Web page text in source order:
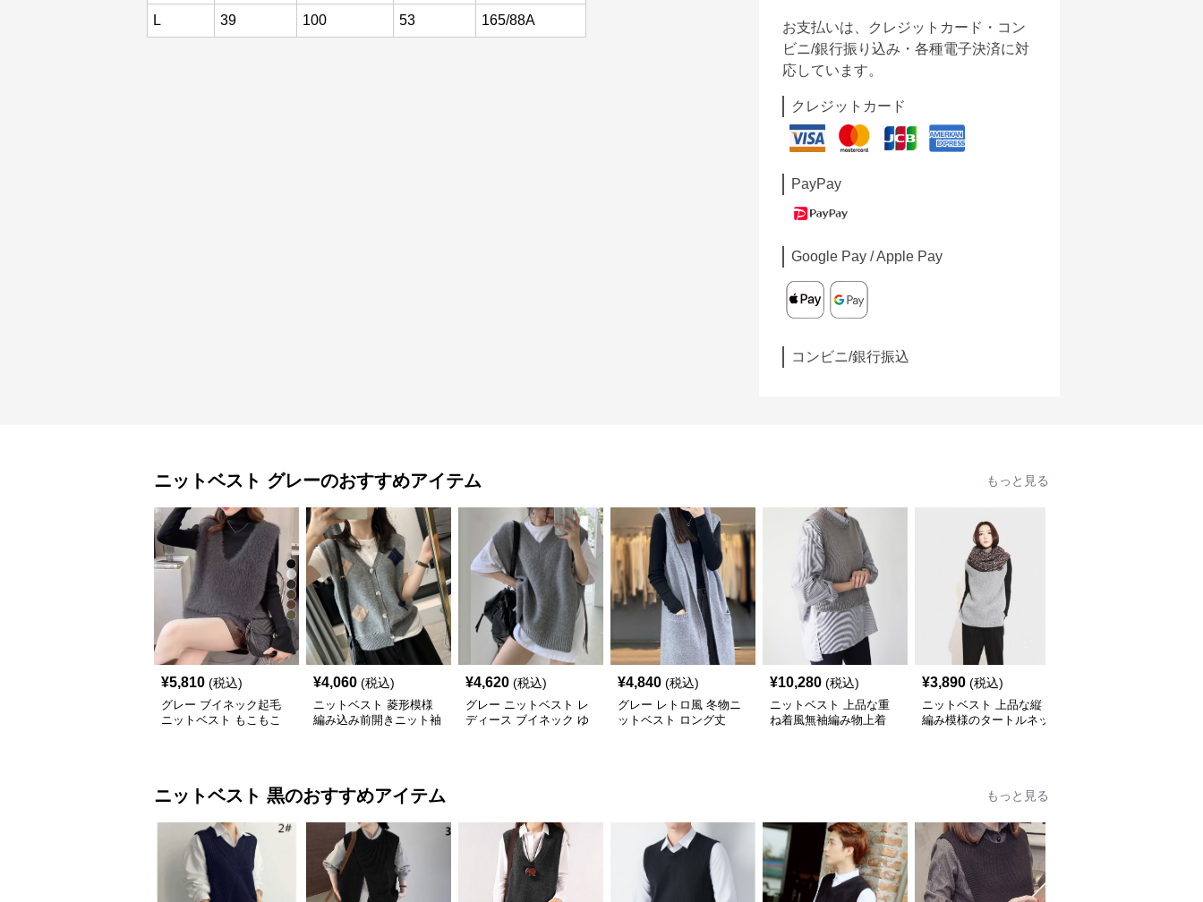
L 39 100 53 165/88A
お支払いは、クレジットカード・コン
ビニ/銀行振り込み・各種電子決済に対
応しています。
クレジットカード
PayPay
Google Pay / Apple Pay
コンビニ/銀行振込
ニットベスト グレーのおすすめアイテム もっと見る
¥5,810 (税込)
グレー ブイネック起毛
ニットベスト もこもこ
¥4,060 (税込)
ニットベスト 菱形模様
編み込み前開きニット袖
¥4,620 (税込)
グレー ニットベスト レ
ディース ブイネック ゆ
¥4,840 (税込)
グレー レトロ風 冬物ニ
ットベスト ロング丈
¥10,280 (税込)
ニットベスト 上品な重
ね着風無袖編み物上着
¥3,890 (税込)
ニットベスト 上品な縦
編み模様のタートルネッ
ニットベスト 黒のおすすめアイテム もっと見る